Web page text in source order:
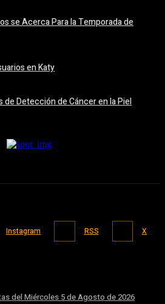
se Acerca Para la Temporada de
en Katy
de Detección de Cáncer en la Piel
Instagram RSS X
del Miércoles 5 de Agosto de 2026